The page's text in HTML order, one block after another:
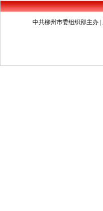
中共柳州市委组织部主办 |